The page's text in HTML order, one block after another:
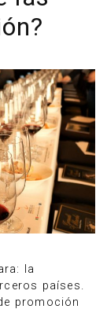
la
países.
promoción